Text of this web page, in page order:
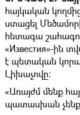
հայկական
ստացել
հետագա
«Известия»-ին
է պետական
Լիխաչովը։
«Առայժմ մենք
պատասխան չենք